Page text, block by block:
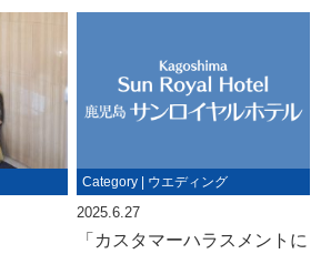
Category | ウエディング
2025.6.27
「カスタマーハラスメントに